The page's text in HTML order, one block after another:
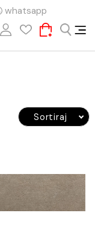
| whatsapp
Sortiraj